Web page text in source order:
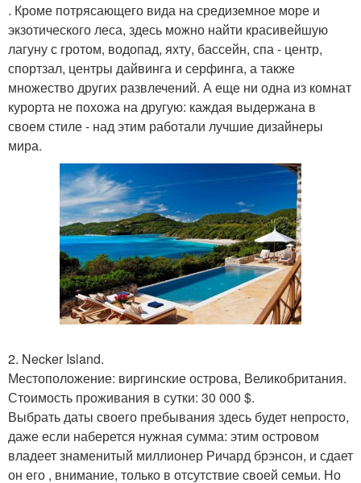
. Кроме потрясающего вида на средиземное море и
экзотического леса, здесь можно найти красивейшую
лагуну с гротом, водопад, яхту, бассейн, спа - центр,
спортзал, центры дайвинга и серфинга, а также
множество других развлечений. А еще ни одна из комнат
курорта не похожа на другую: каждая выдержана в
своем стиле - над этим работали лучшие дизайнеры
мира.
2. Necker Island.
Местоположение: виргинские острова, Великобритания.
Стоимость проживания в сутки: 30 000 $.
Выбрать даты своего пребывания здесь будет непросто,
даже если наберется нужная сумма: этим островом
владеет знаменитый миллионер Ричард брэнсон, и сдает
он его , внимание, только в отсутствие своей семьи. Но